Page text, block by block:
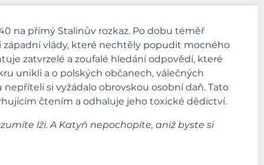
na přímý Stalinův rozkaz. Po dobu téměř
západní vlády, které nechtěly popudit mocného
zatvrzelé a zoufalé hledání odpovědí, které
unikli a o polských občanech, válečných
si vyžádalo obrovskou osobní daň. Tato
čtením a odhaluje jeho toxické dědictví.
lži. A Katyň nepochopíte, aniž byste si